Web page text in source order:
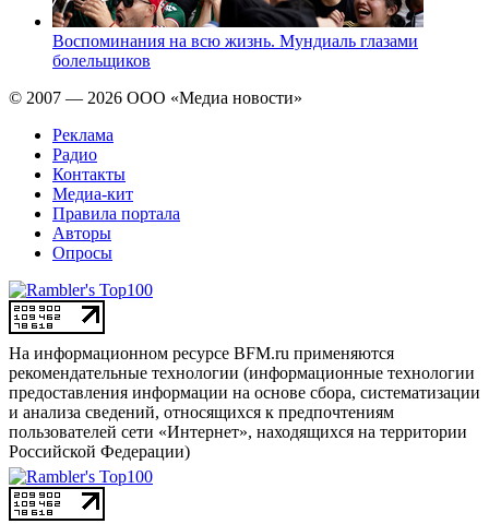
Воспоминания на всю жизнь. Мундиаль глазами
болельщиков
© 2007 — 2026 ООО «Медиа новости»
Реклама
Радио
Контакты
Медиа-кит
Правила портала
Авторы
Опросы
На информационном ресурсе BFM.ru применяются
рекомендательные технологии (информационные технологии
предоставления информации на основе сбора, систематизации
и анализа сведений, относящихся к предпочтениям
пользователей сети «Интернет», находящихся на территории
Российской Федерации)